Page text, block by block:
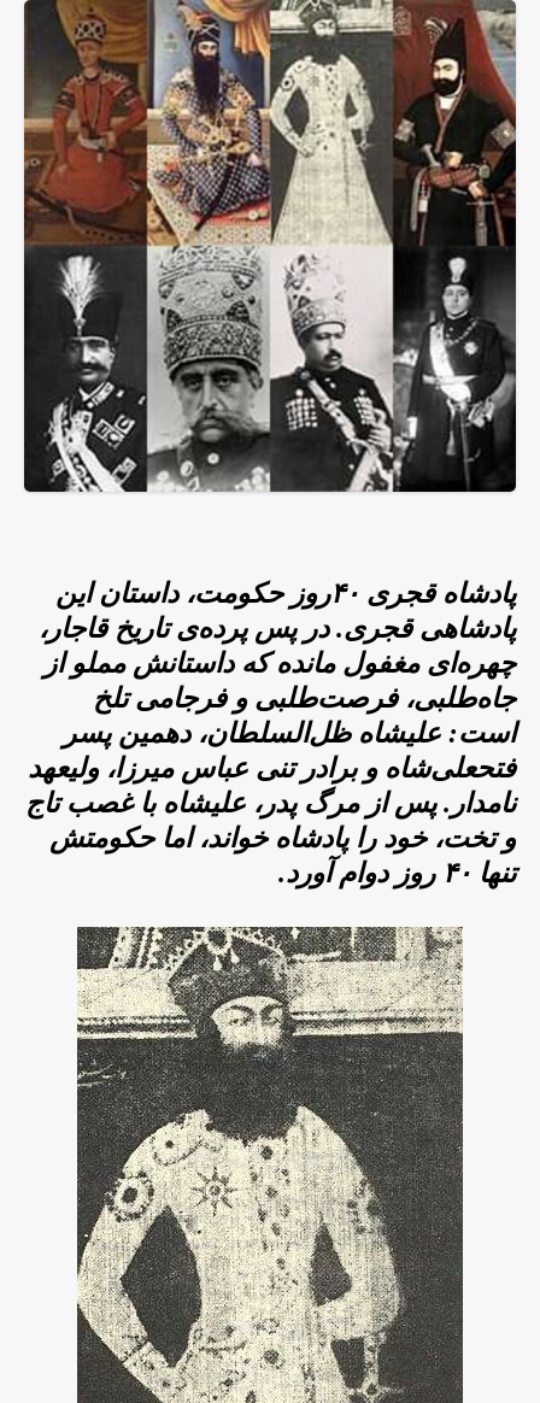
پادشاه قجری ۴۰روز حکومت، داستان این
پادشاهی قجری. در پس پرده‌ی تاریخ قاجار،
چهره‌ای مغفول مانده که داستانش مملو از
جاه‌طلبی، فرصت‌طلبی و فرجامی تلخ
است: علیشاه ظل‌السلطان، دهمین پسر
فتحعلی‌شاه و برادر تنی عباس میرزا، ولیعهد
نامدار. پس از مرگ پدر، علیشاه با غصب تاج
و تخت، خود را پادشاه خواند، اما حکومتش
تنها ۴۰ روز دوام آورد.